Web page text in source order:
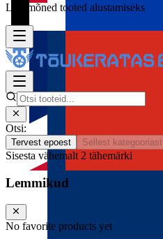
Lisa mõned tooted alustamiseks
Otsi:
Tervest epoest Sellest kategooriast
Sisesta vähemalt 2 tähemärki
Lemmikud
No favorite products yet